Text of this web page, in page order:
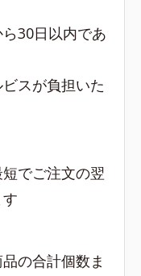
30日以内であ
スが負担いた
でご注文の翌
の合計個数ま